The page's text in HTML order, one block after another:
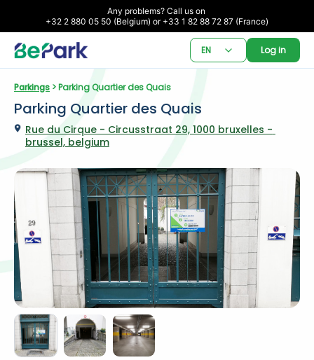
Any problems? Call us on
+32 2 880 05 50 (Belgium) or +33 1 82 88 72 87 (France)
EN Log in
Parkings > Parking Quartier des Quais
Parking Quartier des Quais
Rue du Cirque - Circusstraat 29, 1000 bruxelles -
brussel, belgium